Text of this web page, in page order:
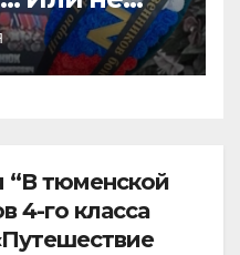
“В тюменской
4-го класса